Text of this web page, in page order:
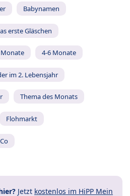
Babynamen
erste Gläschen
4-6 Monate
im 2. Lebensjahr
Thema des Monats
Flohmarkt
Jetzt kostenlos im HiPP Mein